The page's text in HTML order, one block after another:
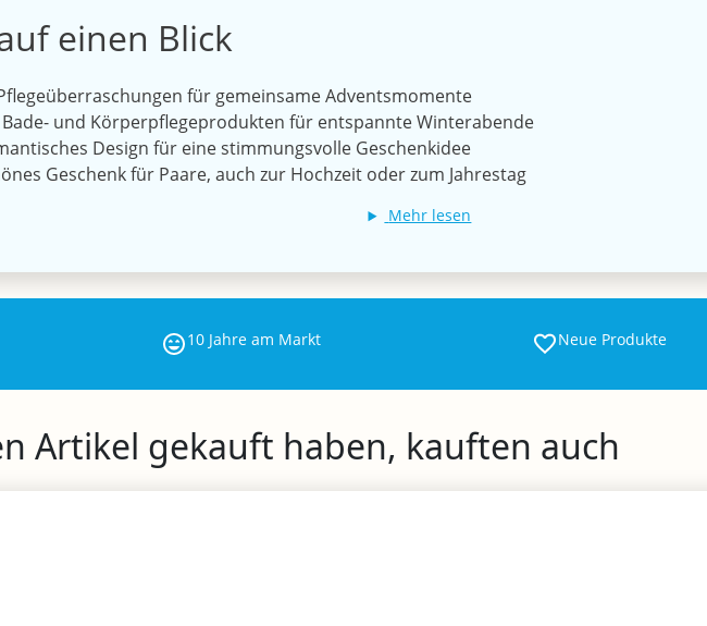
einen Blick
für gemeinsame Adventsmomente
Bade- und Körperpflegeprodukten für entspannte Winterabende
Design für eine stimmungsvolle Geschenkidee
Geschenk für Paare, auch zur Hochzeit oder zum Jahrestag
Mehr lesen
10 Jahre am Markt Neue Produkte
Artikel gekauft haben, kauften auch